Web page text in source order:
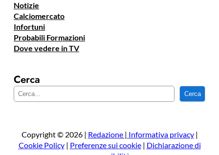
Notizie
Calciomercato
Infortuni
Probabili Formazioni
Dove vedere in TV
Cerca
e
a
Cerca
Copyright © 2026 | Redazione | Informativa privacy|
Cookie Policy| Preferenze sui cookie| Dichiarazione di